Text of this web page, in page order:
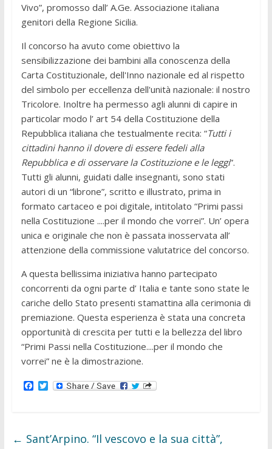
Vivo”, promosso dall’ A.Ge. Associazione italiana
genitori della Regione Sicilia.
Il concorso ha avuto come obiettivo la
sensibilizzazione dei bambini alla conoscenza della
Carta Costituzionale, dell'Inno nazionale ed al rispetto
del simbolo per eccellenza dell'unità nazionale: il nostro
Tricolore. Inoltre ha permesso agli alunni di capire in
particolar modo l’ art 54 della Costituzione della
Repubblica italiana che testualmente recita: “Tutti i
cittadini hanno il dovere di essere fedeli alla
Repubblica e di osservare la Costituzione e le leggi”.
Tutti gli alunni, guidati dalle insegnanti, sono stati
autori di un “librone”, scritto e illustrato, prima in
formato cartaceo e poi digitale, intitolato “Primi passi
nella Costituzione ....per il mondo che vorrei”. Un’ opera
unica e originale che non è passata inosservata all’
attenzione della commissione valutatrice del concorso.
A questa bellissima iniziativa hanno partecipato
concorrenti da ogni parte d’ Italia e tante sono state le
cariche dello Stato presenti stamattina alla cerimonia di
premiazione. Questa esperienza è stata una concreta
opportunità di crescita per tutti e la bellezza del libro
“Primi Passi nella Costituzione....per il mondo che
vorrei” ne è la dimostrazione.
F
o
o
T
e
r
← Sant’Arpino. “Il vescovo e la sua città”,